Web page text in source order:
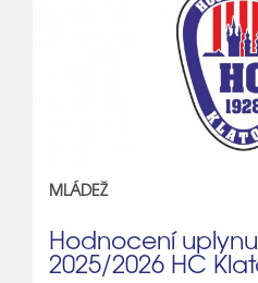
MLÁDEŽ
Hodnocení
2025/2026 HC